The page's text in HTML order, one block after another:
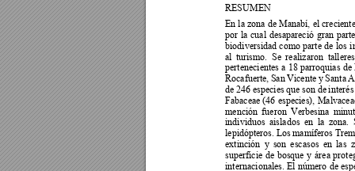
RESUMEN
En la zona de Manabí, el
por la cual desapareció gran
biodiversidad como parte de los
al turismo. Se realizaron
pertenecientes a 18 parroquias
Rocafuerte, San Vicente y Santa
de 246 especies que son de interés
Fabaceae (46 especies),
mención fueron Verbesina
individuos aislados en la zona.
lepidópteros. Los mamíferos
extinción y son escasos en las
superficie de bosque y área prote
internacionales. El número de